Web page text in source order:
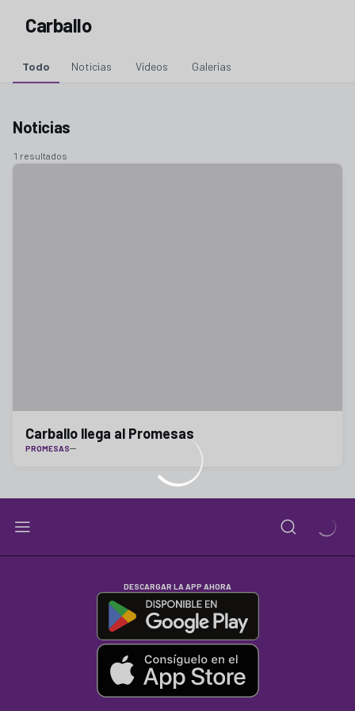
Carballo
Todo Noticias Vídeos Galerías
Noticias
1 resultados
Carballo llega al Promesas
PROMESAS
DESCARGAR LA APP AHORA